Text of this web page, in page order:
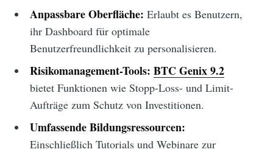
Anpassbare Oberfläche: Erlaubt es Benutzern,
ihr Dashboard für optimale
Benutzerfreundlichkeit zu personalisieren.
Risikomanagement-Tools: BTC Genix 9.2
bietet Funktionen wie Stopp-Loss- und Limit-
Aufträge zum Schutz von Investitionen.
Umfassende Bildungsressourcen:
Einschließlich Tutorials und Webinare zur